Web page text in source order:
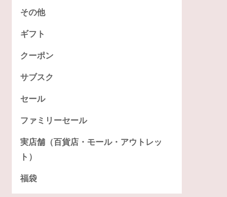
その他
ギフト
クーポン
サブスク
セール
ファミリーセール
実店舗（百貨店・モール・アウトレッ
ト）
福袋